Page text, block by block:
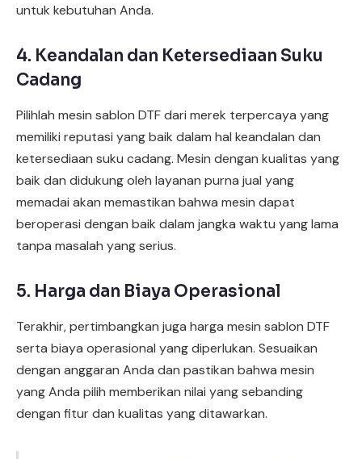
untuk kebutuhan Anda.
4. Keandalan dan Ketersediaan Suku
Cadang
Pilihlah mesin sablon DTF dari merek terpercaya yang
memiliki reputasi yang baik dalam hal keandalan dan
ketersediaan suku cadang. Mesin dengan kualitas yang
baik dan didukung oleh layanan purna jual yang
memadai akan memastikan bahwa mesin dapat
beroperasi dengan baik dalam jangka waktu yang lama
tanpa masalah yang serius.
5. Harga dan Biaya Operasional
Terakhir, pertimbangkan juga harga mesin sablon DTF
serta biaya operasional yang diperlukan. Sesuaikan
dengan anggaran Anda dan pastikan bahwa mesin
yang Anda pilih memberikan nilai yang sebanding
dengan fitur dan kualitas yang ditawarkan.